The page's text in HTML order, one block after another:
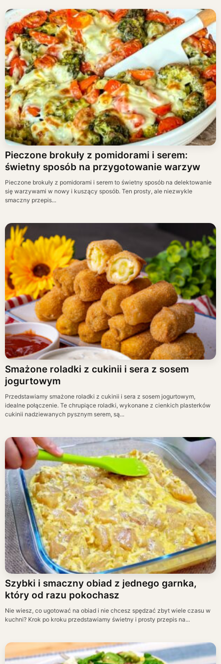
Pieczone brokuły z pomidorami i serem:
świetny sposób na przygotowanie warzyw
Pieczone brokuły z pomidorami i serem to świetny sposób na delektowanie
się warzywami w nowy i kuszący sposób. Ten prosty, ale niezwykle
smaczny przepis...
Smażone roladki z cukinii i sera z sosem
jogurtowym
Przedstawiamy smażone roladki z cukinii i sera z sosem jogurtowym,
idealne połączenie. Te chrupiące roladki, wykonane z cienkich plasterków
cukinii nadziewanych pysznym serem, są...
Szybki i smaczny obiad z jednego garnka,
który od razu pokochasz
Nie wiesz, co ugotować na obiad i nie chcesz spędzać zbyt wiele czasu w
kuchni? Krok po kroku przedstawiamy świetny i prosty przepis na...